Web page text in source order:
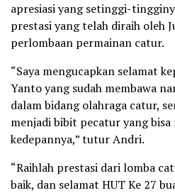
apresiasi yang setinggi-
prestasi yang telah diraih oleh
perlombaan permainan catur.
“Saya mengucapkan selamat
Yanto yang sudah membawa
dalam bidang olahraga catur,
menjadi bibit pecatur yang bisa
kedepannya,” tutur Andri.
“Raihlah prestasi dari lomba
baik, dan selamat HUT Ke 27